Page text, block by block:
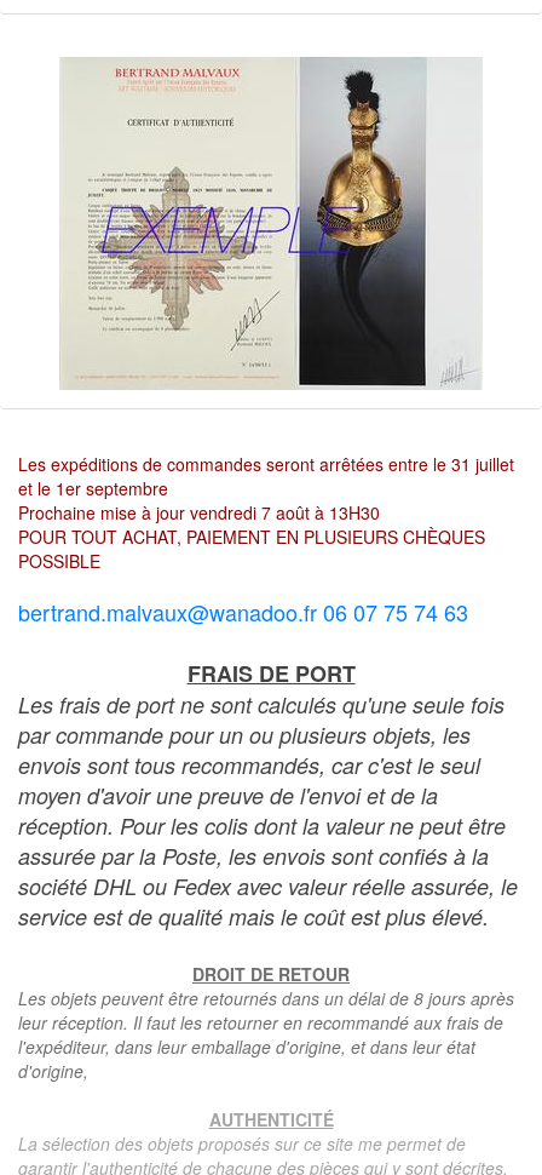
Les expéditions de commandes seront arrêtées entre le 31 juillet
et le 1er septembre
Prochaine mise à jour vendredi 7 août à 13H30
POUR TOUT ACHAT, PAIEMENT EN PLUSIEURS CHÈQUES
POSSIBLE
bertrand.malvaux@wanadoo.fr 06 07 75 74 63
FRAIS DE PORT
Les frais de port ne sont calculés qu'une seule fois
par commande pour un ou plusieurs objets, les
envois sont tous recommandés, car c'est le seul
moyen d'avoir une preuve de l'envoi et de la
réception. Pour les colis dont la valeur ne peut être
assurée par la Poste, les envois sont confiés à la
société DHL ou Fedex avec valeur réelle assurée, le
service est de qualité mais le coût est plus élevé.
DROIT DE RETOUR
Les objets peuvent être retournés dans un délai de 8 jours après
leur réception. Il faut les retourner en recommandé aux frais de
l'expéditeur, dans leur emballage d'origine, et dans leur état
d'origine,
AUTHENTICITÉ
La sélection des objets proposés sur ce site me permet de
garantir l'authenticité de chacune des pièces qui y sont décrites,